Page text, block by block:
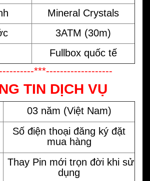
Mineral Crystals
3ATM (30m)
Fullbox quốc tế
***-------------------
TIN DỊCH VỤ
03 năm (Việt Nam)
Số điện thoại đăng ký đặt
mua hàng
Thay Pin mới trọn đời khi sử
dụng